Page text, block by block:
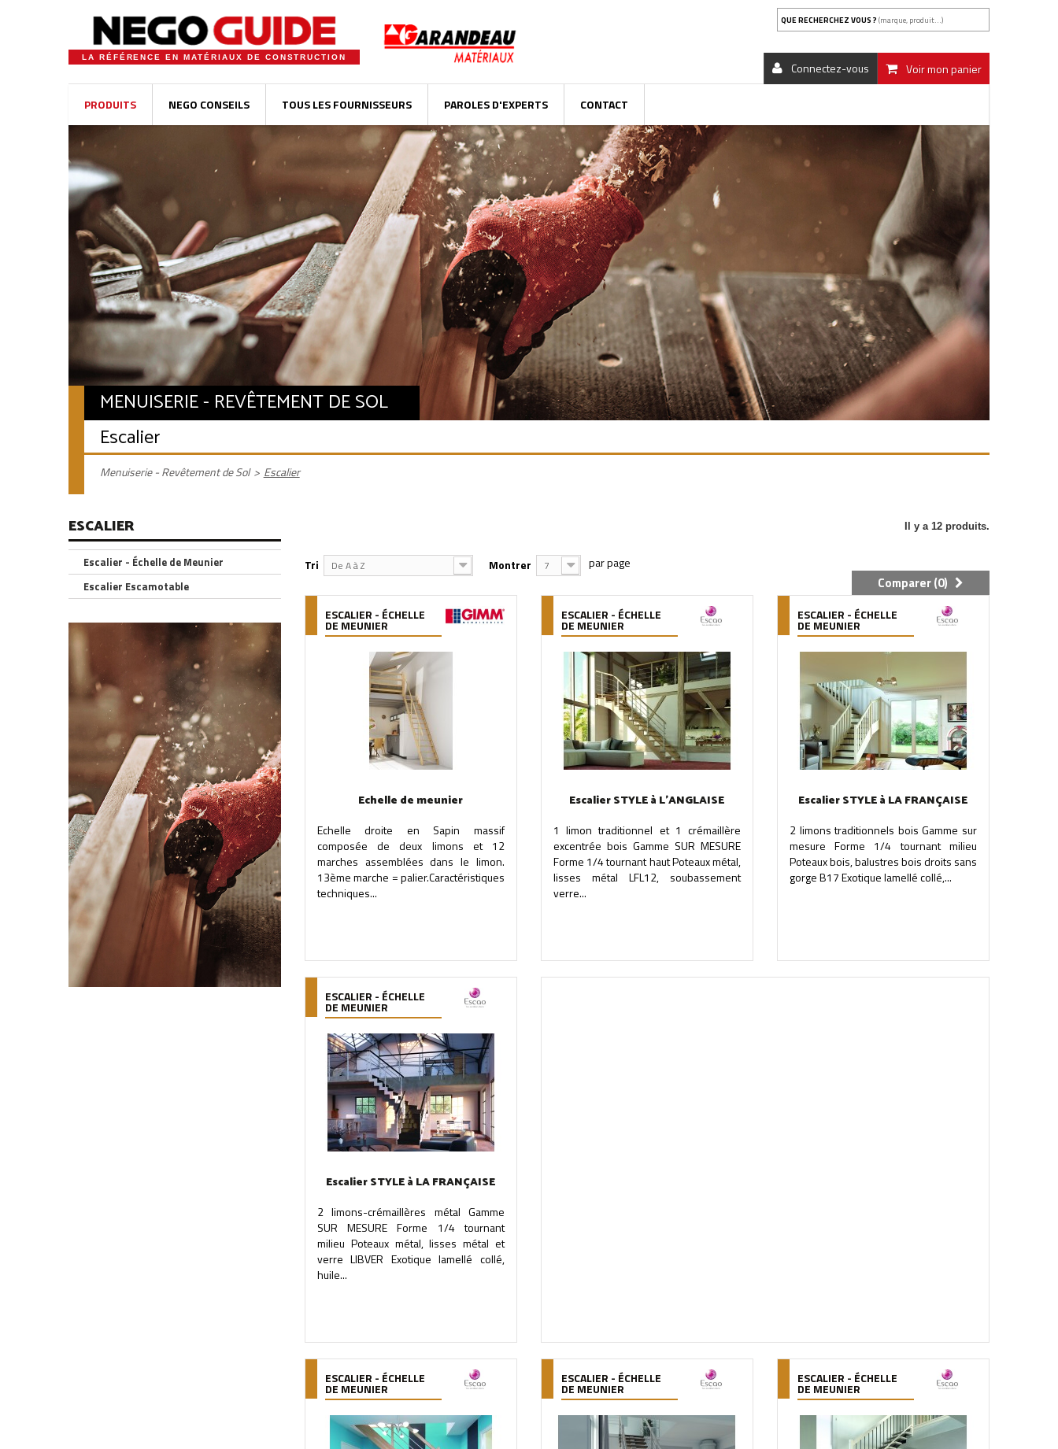
LA RÉFÉRENCE EN MATÉRIAUX DE CONSTRUCTION
QUE RECHERCHEZ VOUS ? (marque, produit...)
Voir mon panier
Connectez-vous
PRODUITS NEGO CONSEILS TOUS LES FOURNISSEURS PAROLES D'EXPERTS CONTACT
MENUISERIE - REVÊTEMENT DE SOL
Escalier
Menuiserie - Revêtement de Sol > Escalier
ESCALIER
Escalier - Échelle de Meunier
Escalier Escamotable
Il y a 12 produits.
Tri De A à Z Montrer 7
Comparer (0)
ESCALIER - ÉCHELLE
DE MEUNIER
Echelle de meunier
Echelle droite en Sapin massif
composée de deux limons et 12
marches assemblées dans le limon.
13ème marche = palier.Caractéristiques
techniques...
ESCALIER - ÉCHELLE
DE MEUNIER
Escalier STYLE à L'ANGLAISE
1 limon traditionnel et 1 crémaillère
excentrée bois Gamme SUR MESURE
Forme 1/4 tournant haut Poteaux métal,
lisses métal LFL12, soubassement
verre...
ESCALIER - ÉCHELLE
DE MEUNIER
Escalier STYLE à LA FRANÇAISE
2 limons traditionnels bois Gamme sur
mesure Forme 1/4 tournant milieu
Poteaux bois, balustres bois droits sans
gorge B17 Exotique lamellé collé,...
ESCALIER - ÉCHELLE
DE MEUNIER
Escalier STYLE à LA FRANÇAISE
2 limons-crémaillères métal Gamme
SUR MESURE Forme 1/4 tournant
milieu Poteaux métal, lisses métal et
verre LIBVER Exotique lamellé collé,
huile...
ESCALIER - ÉCHELLE
DE MEUNIER
ESCALIER - ÉCHELLE
DE MEUNIER
ESCALIER - ÉCHELLE
DE MEUNIER